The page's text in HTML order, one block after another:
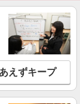
■昇給・昇格制度
あり（年２回） ※
2877
を見る
えずキープ